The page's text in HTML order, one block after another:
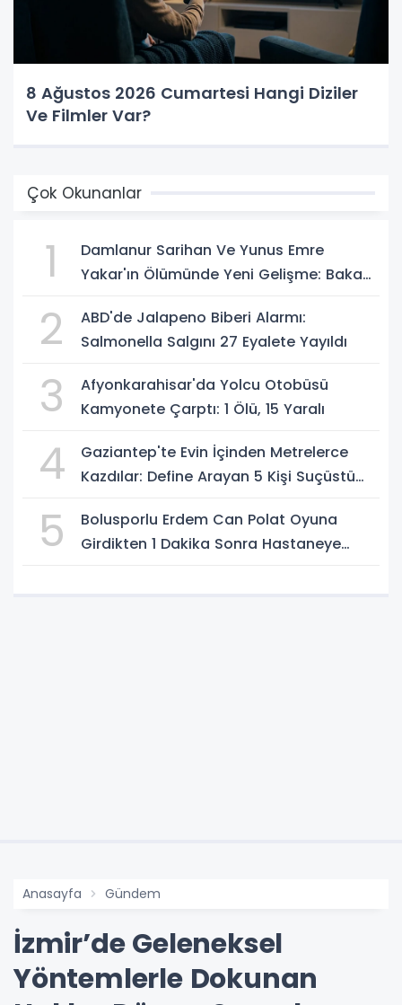
8 Ağustos 2026 Cumartesi Hangi Diziler
Ve Filmler Var?
Çok Okunanlar
1
Damlanur Sarihan Ve Yunus Emre
Yakar'ın Ölümünde Yeni Gelişme: Bakan
2
ABD'de Jalapeno Biberi Alarmı:
Salmonella Salgını 27 Eyalete Yayıldı
3
Afyonkarahisar'da Yolcu Otobüsü
Kamyonete Çarptı: 1 Ölü, 15 Yaralı
4
Gaziantep'te Evin İçinden Metrelerce
Kazdılar: Define Arayan 5 Kişi Suçüstü
5
Bolusporlu Erdem Can Polat Oyuna
Girdikten 1 Dakika Sonra Hastaneye
Anasayfa Gündem
İzmir’de Geleneksel
Yöntemlerle Dokunan